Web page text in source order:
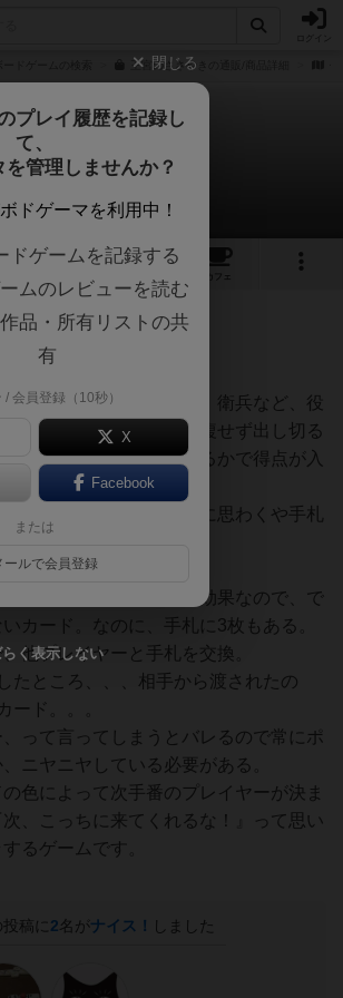
王宮のささやきの通販/商品詳細
王宮のささやき
sugar_ray1956さんのレビュー
10
カフェ
0 9年弱前
メイド、道化師、会計士、衛兵など、役
ら出していき、役職が重複せず出し切る
ーが重複してバーストするかで得点が入
か繰り返す。
れぞれ効果があり、相互に思わくや手札
開しなければならない効果なので、で
カード。なのに、手札に3枚もある。
他プレイヤーと手札を交換。
たところ、、、相手から渡されたの
ード。。。
って言ってしまうとバレるので常にポ
ニヤニヤしている必要がある。
色によって次手番のプレイヤーが決ま
、こっちに来てくれるな！』って思い
るゲームです。
投稿に 2名がナイス！ しました
閉じる
プレイ履歴を記録し
て、
を管理しませんか？
ドゲーマを利用中！
ドゲームを記録する
ムのレビューを読む
品・所有リストの共
有
/ 会員登録（10秒）
X
Facebook
または
ールで会員登録
く表示しない